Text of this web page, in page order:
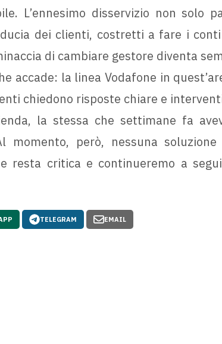
L’ennesimo disservizio non solo
dei clienti, costretti a fare i
di cambiare gestore diventa
accade: la linea Vodafone in
chiedono risposte chiare e
la stessa che settimane fa
momento, però, nessuna
resta critica e continueremo a
TELEGRAM EMAIL